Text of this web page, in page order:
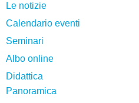
Le notizie
Calendario eventi
Seminari
Albo online
Didattica
Panoramica